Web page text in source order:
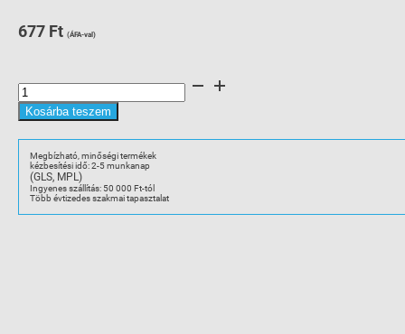
677 Ft (ÁFA-val)
1492-
CJK5-
4
elemes
hoz
mennyiség
Kosárba teszem
Megbízható, minőségi termékek
kézbesítési idő: 2-5 munkanap
(GLS, MPL)
Ingyenes szállítás: 50 000 Ft-tól
Több évtizedes szakmai tapasztalat